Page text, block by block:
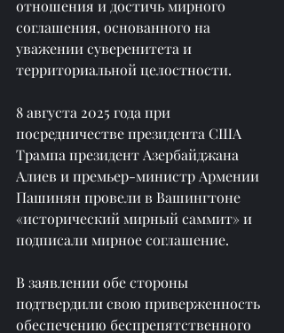
отношения и достичь мирного
соглашения, основанного на
уважении суверенитета и
территориальной целостности.
8 августа 2025 года при
посредничестве президента США
Трампа президент Азербайджана
Алиев и премьер-министр Армении
Пашинян провели в Вашингтоне
«исторический мирный саммит» и
подписали мирное соглашение.
В заявлении обе стороны
подтвердили свою приверженность
обеспечению беспрепятственного